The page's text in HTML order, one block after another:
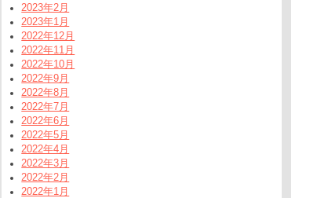
2023年2月
2023年1月
2022年12月
2022年11月
2022年10月
2022年9月
2022年8月
2022年7月
2022年6月
2022年5月
2022年4月
2022年3月
2022年2月
2022年1月